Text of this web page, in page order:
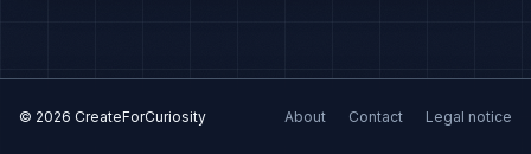
© 2026 CreateForCuriosity About Contact Legal notice